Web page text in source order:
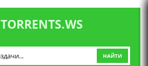
TORRENTS.WS
НАЙТИ